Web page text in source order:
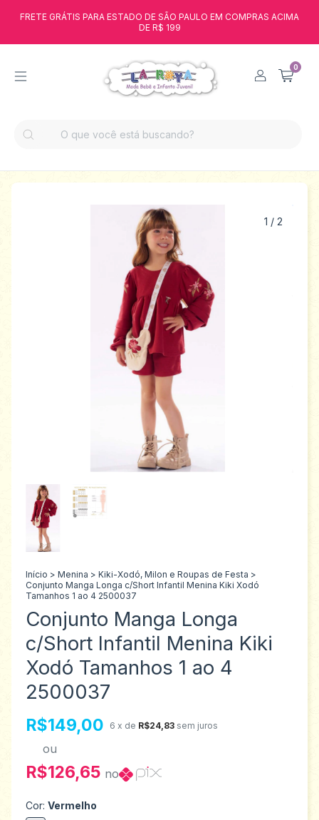
FRETE GRÁTIS PARA ESTADO DE SÃO PAULO EM COMPRAS ACIMA
DE R$ 199
0
1 / 2
Início > Menina > Kiki-Xodó, Milon e Roupas de Festa >
Conjunto Manga Longa c/Short Infantil Menina Kiki Xodó
Tamanhos 1 ao 4 2500037
Conjunto Manga Longa
c/Short Infantil Menina Kiki
Xodó Tamanhos 1 ao 4
2500037
R$149,00 6 x de R$24,83 sem juros
ou
R$126,65 no
Cor: Vermelho